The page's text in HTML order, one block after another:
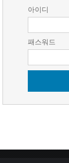
아이디
패스워드